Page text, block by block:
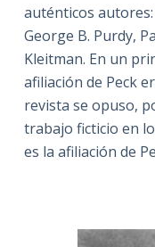
auténticos
George B. Purdy,
Kleitman. En un
afiliación de Peck
revista se opuso,
trabajo ficticio en
es la afiliación de